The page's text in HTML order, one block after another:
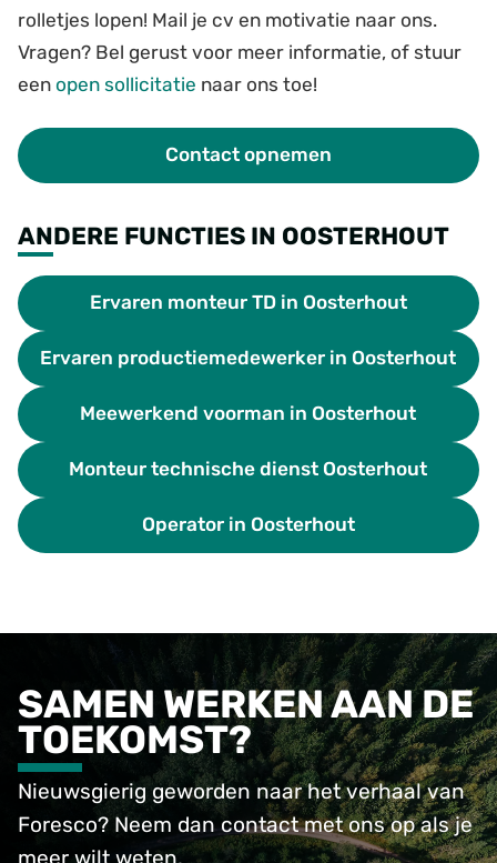
rolletjes lopen! Mail je cv en motivatie naar ons.
Vragen? Bel gerust voor meer informatie, of stuur
een open sollicitatie naar ons toe!
Contact opnemen
ANDERE FUNCTIES IN OOSTERHOUT
Ervaren monteur TD in Oosterhout
Ervaren productiemedewerker in Oosterhout
Meewerkend voorman in Oosterhout
Monteur technische dienst Oosterhout
Operator in Oosterhout
SAMEN WERKEN AAN DE
TOEKOMST?
Nieuwsgierig geworden naar het verhaal van
Foresco? Neem dan contact met ons op als je
meer wilt weten.